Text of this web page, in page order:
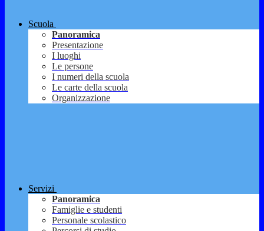
Scuola
Panoramica
Presentazione
I luoghi
Le persone
I numeri della scuola
Le carte della scuola
Organizzazione
Servizi
Panoramica
Famiglie e studenti
Personale scolastico